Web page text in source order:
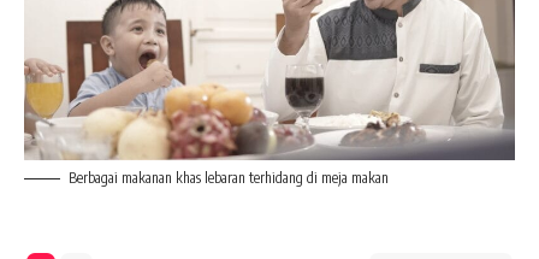
Berbagai makanan khas lebaran terhidang di meja makan